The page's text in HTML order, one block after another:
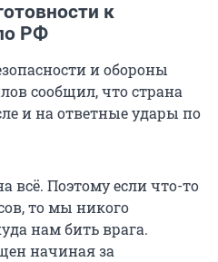
к
РФ
и обороны
сообщил, что страна
и на ответные удары по
всё. Поэтому если что-то
то мы никого
нам бить врага.
начиная за